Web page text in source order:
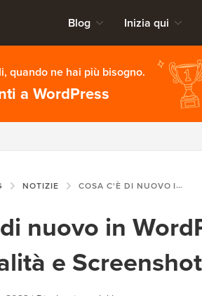
Blog Inizia qui
quando ne hai più bisogno.
a WordPress
NOTIZIE COSA C'È DI NUOVO IN WORDPRESS 6.4 (FUNZIONALITÀ E SCREENSHOT)
nuovo in
e